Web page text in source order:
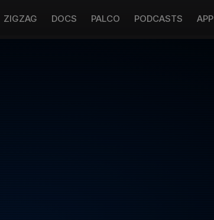
ZIGZAG DOCS PALCO PODCASTS APP